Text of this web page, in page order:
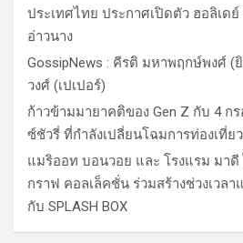
ประเทศไทย ประกาศเปิดตัว ฮอลิเด
อ่าวนาง
GossipNews : คีรติ มหาพฤกษ์พงศ์ (
วงศ์ (เปเปอร์)
ก้าวข้ามมายาคติของ Gen Z กับ 4 ก
ซ์ชัวรี่ ที่กำลังเปลี่ยนโฉมการท่องเที่ย
แมริออท บอนวอย และ โรงแรม มาดี
กราฟ คอลเล็คชั่น ร่วมสร้างช่วงเวล
กับ SPLASH BOX